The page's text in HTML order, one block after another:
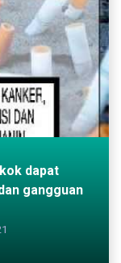
dapat
gangguan